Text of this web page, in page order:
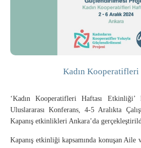
Kadın Kooperatifleri
‘Kadın Kooperatifleri Haftası Etkinliği’
Uluslararası Konferans, 4-5 Aralıkta
Kapanış etkinlikleri Ankara’da
Kapanış etkinliği kapsamında konuşan Aile